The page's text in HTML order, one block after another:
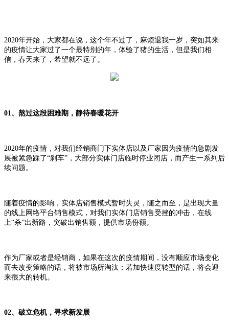
2020年开始，大家都在说，这个年不过了，麻烦退我一岁，突如其来
的疫情让大家过了一个最特别的年，体验了猪的生活，但是我们相
信，春天来了，希望就不远了。
01、熬过这段困难期，静待春暖花开
2020年的疫情，对我们经销商门下实体店以及厂家因为疫情的急剧发
展被紧急踩了“刹车”，大部分实体门店临时停业闭店，而产生一系列后
续问题。
随着疫情的影响，实体店销售模式暂时失灵，随之而至，是出现大量
的线上网络平台销售模式，对我们实体门店销售受挫的冲击，在线
上“杀”出新路，突破出销售额，提供市场份额。
作为厂家或者是经销商，如果在这次的疫情期间，没有顺应市场变化
而去改变策略的话，将被市场所淘汰；若加快速度转型的话，将会迎
来很大的转机。
02、破立危机，寻求新发展